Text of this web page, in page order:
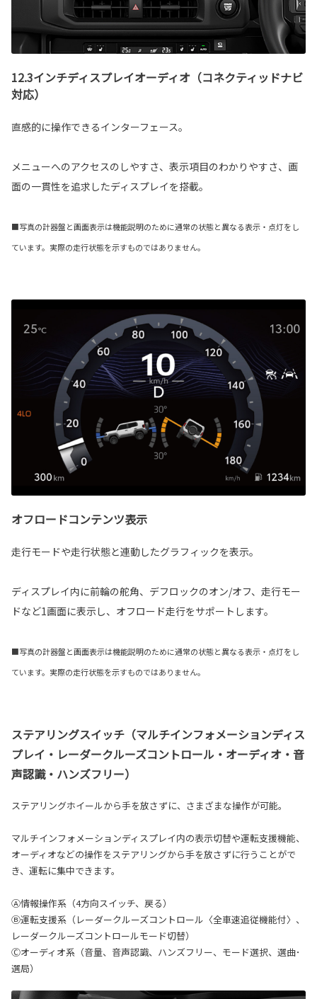
12.3インチディスプレイオーディオ（コネクティッドナビ
対応）
直感的に操作できるインターフェース。
メニューへのアクセスのしやすさ、表示項目のわかりやすさ、画
面の一貫性を追求したディスプレイを搭載。
■写真の計器盤と画面表示は機能説明のために通常の状態と異なる表示・点灯をし
ています。実際の走行状態を示すものではありません。
オフロードコンテンツ表示
走行モードや走行状態と連動したグラフィックを表示。
ディスプレイ内に前輪の舵角、デフロックのオン/オフ、走行モー
ドなど1画面に表示し、オフロード走行をサポートします。
■写真の計器盤と画面表示は機能説明のために通常の状態と異なる表示・点灯をし
ています。実際の走行状態を示すものではありません。
ステアリングスイッチ（マルチインフォメーションディス
プレイ・レーダークルーズコントロール・オーディオ・音
声認識・ハンズフリー）
ステアリングホイールから手を放さずに、さまざまな操作が可能。
マルチインフォメーションディスプレイ内の表示切替や運転支援機能、
オーディオなどの操作をステアリングから手を放さずに行うことがで
き、運転に集中できます。
Ⓐ情報操作系（4方向スイッチ、戻る）
Ⓑ運転支援系（レーダークルーズコントロール〈全車速追従機能付〉、
レーダークルーズコントロールモード切替）
Ⓒオーディオ系（音量、音声認識、ハンズフリー、モード選択、選曲･
選局）